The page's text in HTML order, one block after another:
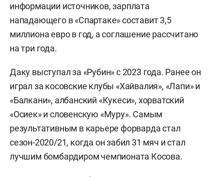
информации источников, зарплата
нападающего в «Спартаке» составит 3,5
миллиона евро в год, а соглашение рассчитано
на три года.
Даку выступал за «Рубин» с 2023 года. Ранее он
играл за косовские клубы «Хайвалия», «Лапи» и
«Балкани», албанский «Кукеси», хорватский
«Осиек» и словенскую «Муру». Самым
результативным в карьере форварда стал
сезон-2020/21, когда он забил 31 мяч и стал
лучшим бомбардиром чемпионата Косова.